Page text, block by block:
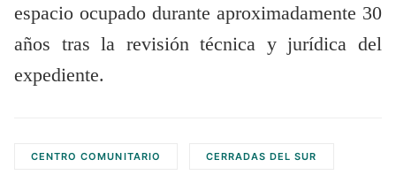
espacio ocupado durante aproximadamente 30
años tras la revisión técnica y jurídica del
expediente.
CENTRO COMUNITARIO CERRADAS DEL SUR